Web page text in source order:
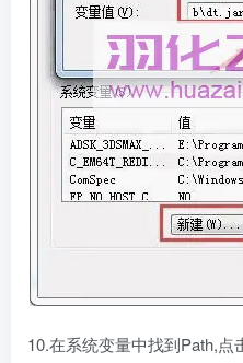
10.在系统变量中找到Path,点